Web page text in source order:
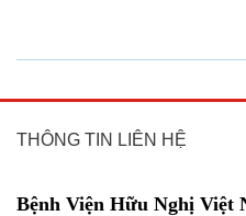
THÔNG TIN LIÊN HỆ
Bệnh Viện Hữu Nghị Việt